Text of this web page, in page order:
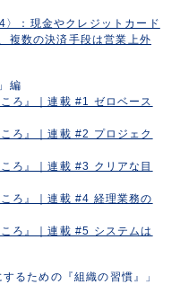
：現金やクレジットカード
複数の決済手段は営業上外
編
ろ』｜連載 #1 ゼロベース
ろ』｜連載 #2 プロジェク
ろ』｜連載 #3 クリアな目
ろ』｜連載 #4 経理業務の
ろ』｜連載 #5 システムは
るための『組織の習慣』」